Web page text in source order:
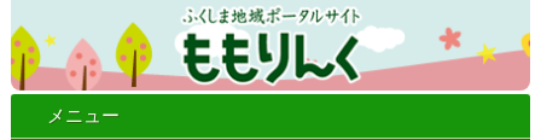
メニュー